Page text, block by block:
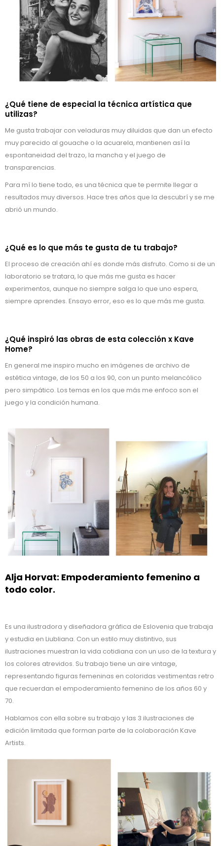
¿Qué tiene de especial la técnica artística que
utilizas?
Me gusta trabajar con veladuras muy diluidas que dan un efecto
muy parecido al gouache o la acuarela, mantienen así la
espontaneidad del trazo, la mancha y el juego de
transparencias.
Para mí lo tiene todo, es una técnica que te permite llegar a
resultados muy diversos. Hace tres años que la descubrí y se me
abrió un mundo.
¿Qué es lo que más te gusta de tu trabajo?
El proceso de creación ahí es donde más disfruto. Como si de un
laboratorio se tratara, lo que más me gusta es hacer
experimentos, aunque no siempre salga lo que uno espera,
siempre aprendes. Ensayo error, eso es lo que más me gusta.
¿Qué inspiró las obras de esta colección x Kave
Home?
En general me inspiro mucho en imágenes de archivo de
estética vintage, de los 50 a los 90, con un punto melancólico
pero simpático. Los temas en los que más me enfoco son el
juego y la condición humana.
Alja Horvat: Empoderamiento femenino a
todo color.
Es una ilustradora y diseñadora gráfica de Eslovenia que trabaja
y estudia en Liubliana. Con un estilo muy distintivo, sus
ilustraciones muestran la vida cotidiana con un uso de la textura y
los colores atrevidos. Su trabajo tiene un aire vintage,
representando figuras femeninas en coloridas vestimentas retro
que recuerdan el empoderamiento femenino de los años 60 y
70.
Hablamos con ella sobre su trabajo y las 3 ilustraciones de
edición limitada que forman parte de la colaboración Kave
Artists.